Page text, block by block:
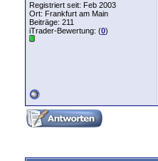
Registriert seit: Feb 2003
Ort: Frankfurt am Main
Beiträge: 211
iTrader-Bewertung: (0)